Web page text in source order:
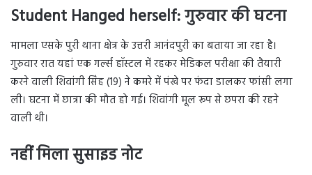
Student Hanged herself: गुरुवार की घटना
मामला एसके पुरी थाना क्षेत्र के उत्तरी आनंदपुरी का बताया जा रहा है।
गुरुवार रात यहां एक गर्ल्स हॉस्टल में रहकर मेडिकल परीक्षा की तैयारी
करने वाली शिवांगी सिंह (19) ने कमरे में पंखे पर फंदा डालकर फांसी लगा
ली। घटना में छात्रा की मौत हो गई। शिवांगी मूल रूप से छपरा की रहने
वाली थी।
नहीं मिला सुसाइड नोट